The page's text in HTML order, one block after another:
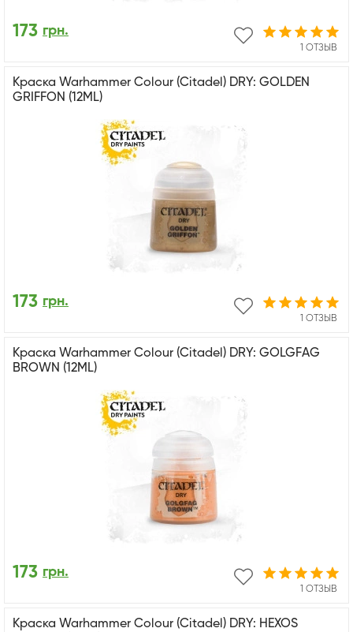
1 ОТЗЫВ
173 грн.
Краска Warhammer Colour (Citadel) DRY: GOLDEN
GRIFFON (12ML)
1 ОТЗЫВ
173 грн.
Краска Warhammer Colour (Citadel) DRY: GOLGFAG
BROWN (12ML)
1 ОТЗЫВ
173 грн.
Краска Warhammer Colour (Citadel) DRY: HEXOS